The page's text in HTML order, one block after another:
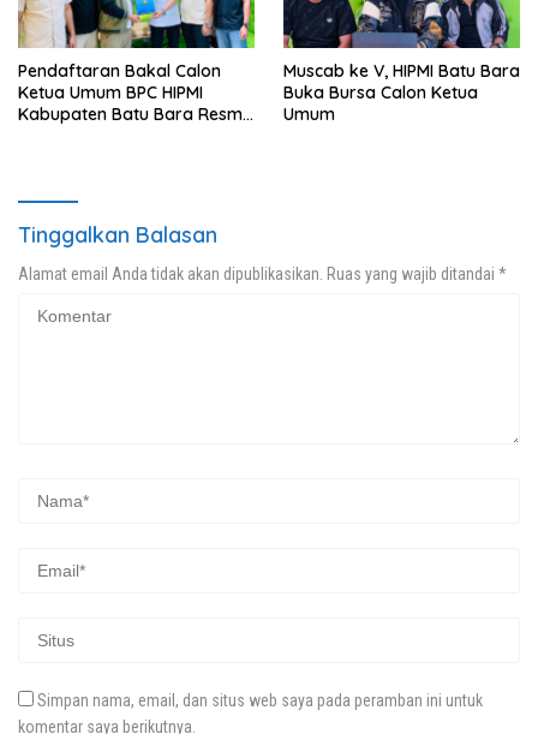
Pendaftaran Bakal Calon
Ketua Umum BPC HIPMI
Kabupaten Batu Bara Resmi
Muscab ke V, HIPMI Batu Bara
Buka Bursa Calon Ketua
Umum
Tinggalkan Balasan
Alamat email Anda tidak akan dipublikasikan. Ruas yang wajib ditandai *
Simpan nama, email, dan situs web saya pada peramban ini untuk
komentar saya berikutnya.